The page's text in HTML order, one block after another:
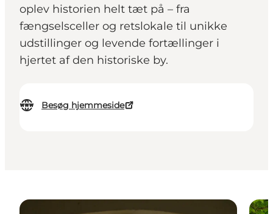
oplev historien helt tæt på – fra
fængselsceller og retslokale til unikke
udstillinger og levende fortællinger i
hjertet af den historiske by.
Besøg hjemmeside